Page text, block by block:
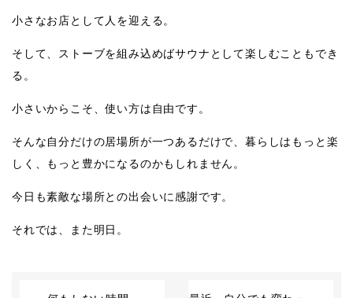
小さなお店として人を迎える。
そして、ストーブを組み込めばサウナとして楽しむこともでき
る。
小さいからこそ、使い方は自由です。
そんな自分だけの居場所が一つあるだけで、暮らしはもっと楽
しく、もっと豊かになるのかもしれません。
今日も素敵な場所との出会いに感謝です。
それでは、また明日。